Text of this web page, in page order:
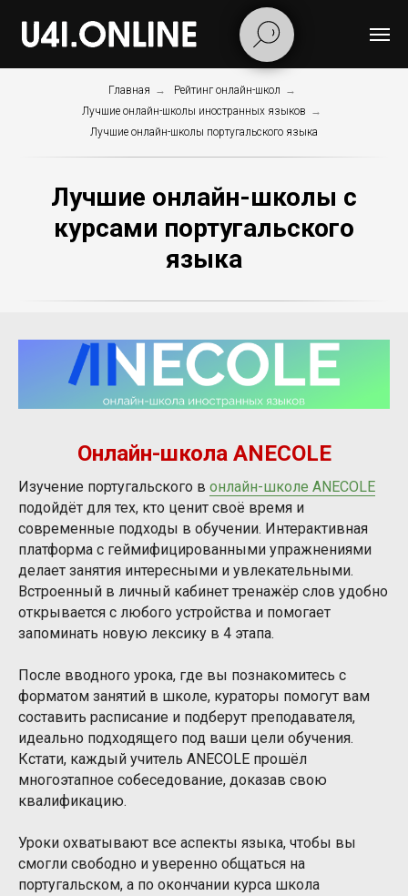
Главная → Рейтинг онлайн-школ →
Лучшие онлайн-школы иностранных языков →
Лучшие онлайн-школы португальского языка
Лучшие онлайн-школы с
курсами португальского
языка
Онлайн-школа ANECOLE
Изучение португальского в онлайн-школе ANECOLE
подойдёт для тех, кто ценит своё время и
современные подходы в обучении. Интерактивная
платформа с геймифицированными упражнениями
делает занятия интересными и увлекательными.
Встроенный в личный кабинет тренажёр слов удобно
открывается с любого устройства и помогает
запоминать новую лексику в 4 этапа.
После вводного урока, где вы познакомитесь с
форматом занятий в школе, кураторы помогут вам
составить расписание и подберут преподавателя,
идеально подходящего под ваши цели обучения.
Кстати, каждый учитель ANECOLE прошёл
многоэтапное собеседование, доказав свою
квалификацию.
Уроки охватывают все аспекты языка, чтобы вы
смогли свободно и уверенно общаться на
португальском, а по окончании курса школа